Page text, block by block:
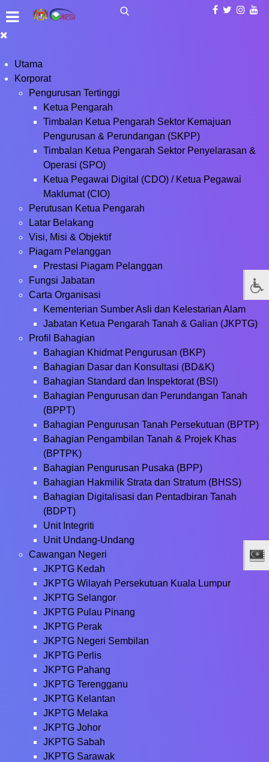
Utama
Korporat
Pengurusan Tertinggi
Ketua Pengarah
Timbalan Ketua Pengarah Sektor Kemajuan
Pengurusan & Perundangan (SKPP)
Timbalan Ketua Pengarah Sektor Penyelarasan &
Operasi (SPO)
Ketua Pegawai Digital (CDO) / Ketua Pegawai
Maklumat (CIO)
Perutusan Ketua Pengarah
Latar Belakang
Visi, Misi & Objektif
Piagam Pelanggan
Prestasi Piagam Pelanggan
Fungsi Jabatan
Carta Organisasi
Kementerian Sumber Asli dan Kelestarian Alam
Jabatan Ketua Pengarah Tanah & Galian (JKPTG)
Profil Bahagian
Bahagian Khidmat Pengurusan (BKP)
Bahagian Dasar dan Konsultasi (BD&K)
Bahagian Standard dan Inspektorat (BSI)
Bahagian Pengurusan dan Perundangan Tanah
(BPPT)
Bahagian Pengurusan Tanah Persekutuan (BPTP)
Bahagian Pengambilan Tanah & Projek Khas
(BPTPK)
Bahagian Pengurusan Pusaka (BPP)
Bahagian Hakmilik Strata dan Stratum (BHSS)
Bahagian Digitalisasi dan Pentadbiran Tanah
(BDPT)
Unit Integriti
Unit Undang-Undang
Cawangan Negeri
JKPTG Kedah
JKPTG Wilayah Persekutuan Kuala Lumpur
JKPTG Selangor
JKPTG Pulau Pinang
JKPTG Perak
JKPTG Negeri Sembilan
JKPTG Perlis
JKPTG Pahang
JKPTG Terengganu
JKPTG Kelantan
JKPTG Melaka
JKPTG Johor
JKPTG Sabah
JKPTG Sarawak